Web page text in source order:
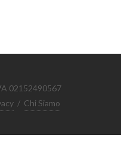
02152490567
/ Chi Siamo